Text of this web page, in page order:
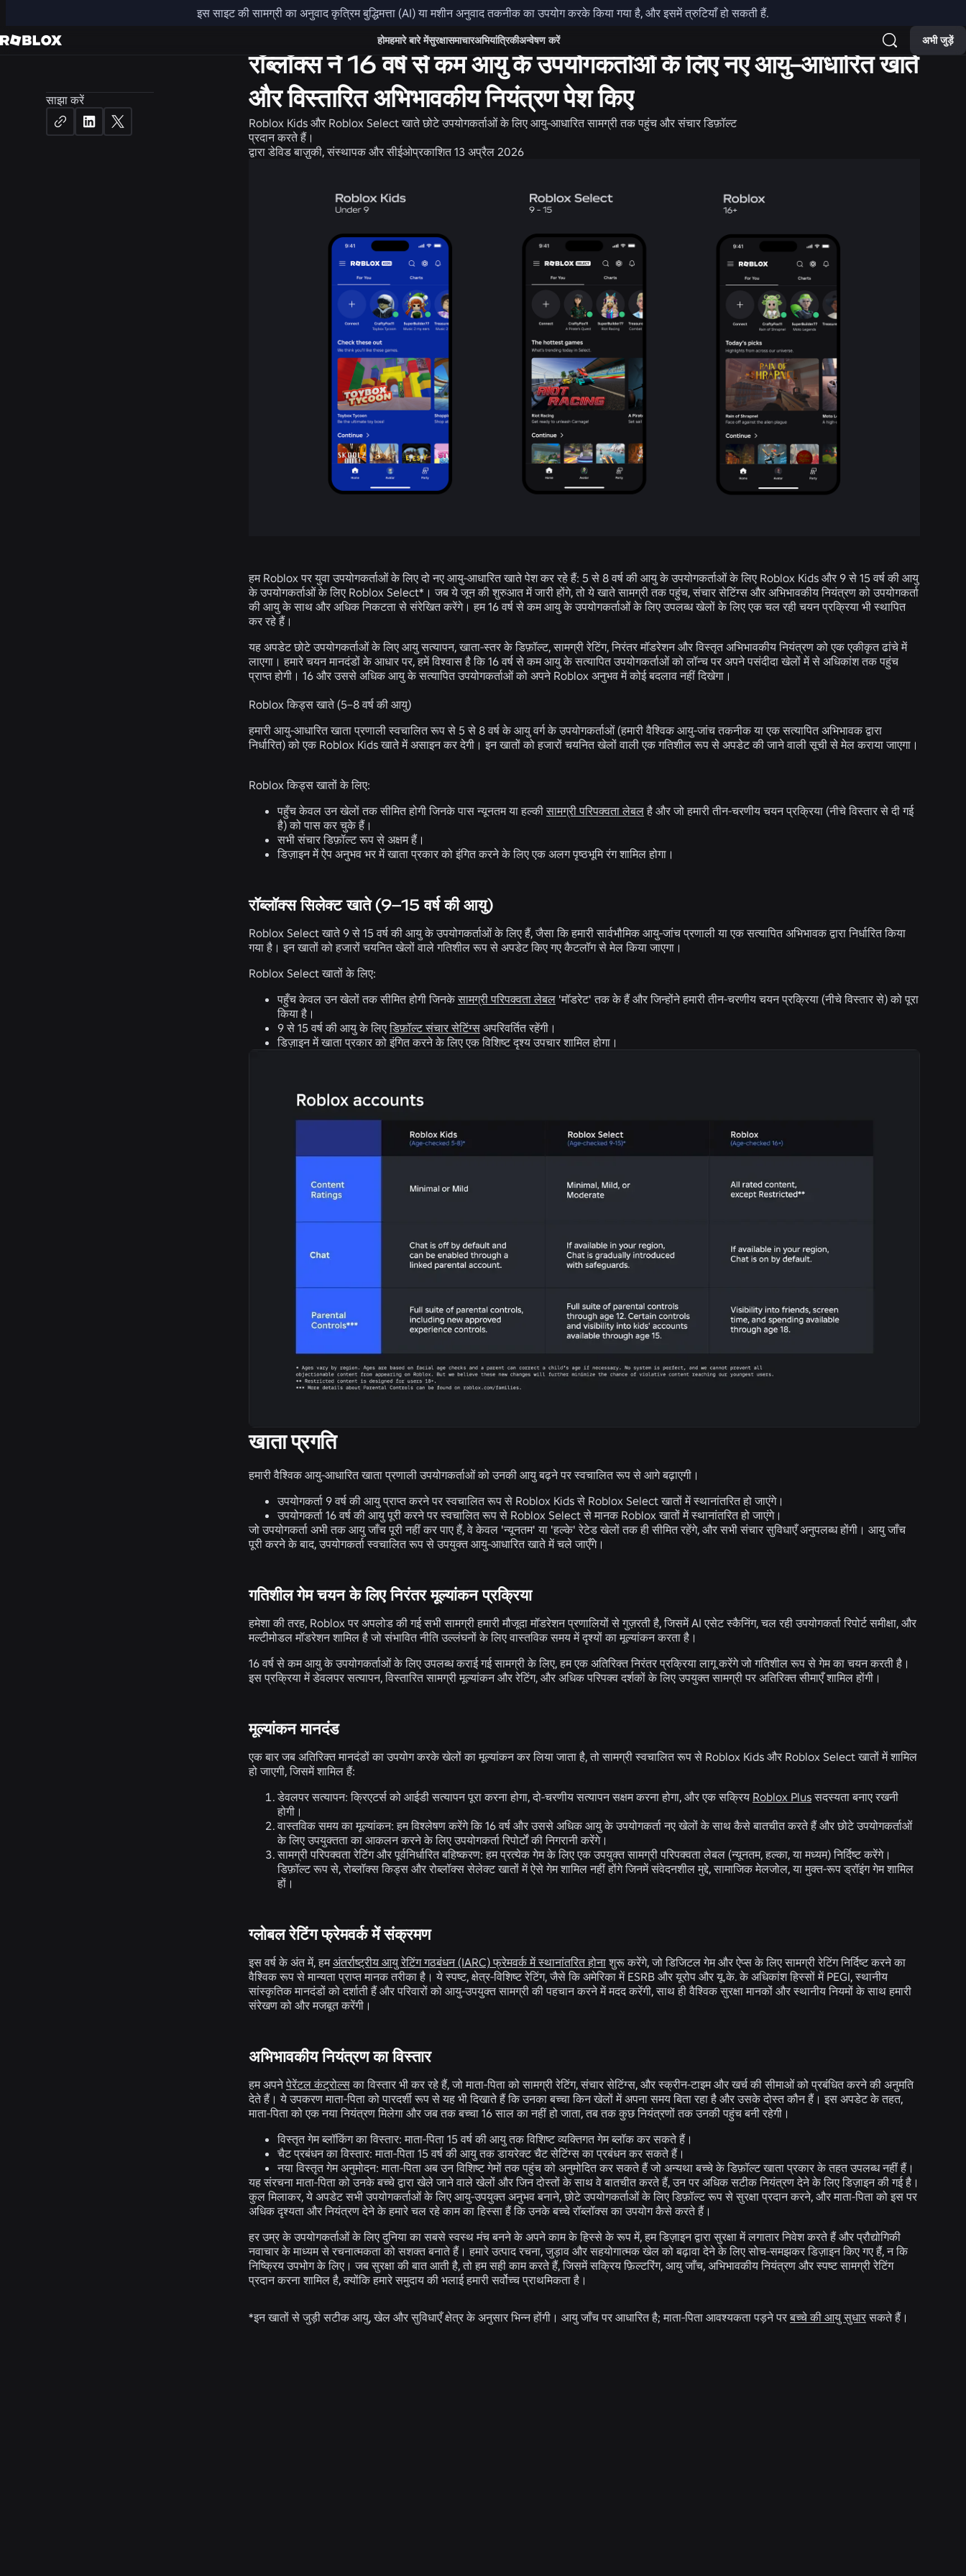
इस साइट की सामग्री का अनुवाद कृत्रिम बुद्धिमत्ता (AI) या मशीन अनुवाद तकनीक का उपयोग करके किया गया है, और इसमें त्रुटियाँ हो सकती हैं.
होमहमारे बारे मेंसुरक्षासमाचारअभियांत्रिकीअन्वेषण करें अभी जुड़ें
साझा करें
समाचार सुरक्षा + सभ्यता
रॉब्लॉक्स ने 16 वर्ष से कम आयु के उपयोगकर्ताओं के लिए नए आयु-आधारित खाते
और विस्तारित अभिभावकीय नियंत्रण पेश किए
Roblox Kids और Roblox Select खाते छोटे उपयोगकर्ताओं के लिए आयु-आधारित सामग्री तक पहुंच और संचार डिफ़ॉल्ट
प्रदान करते हैं।
द्वारा डेविड बाज़ुकी, संस्थापक और सीईओप्रकाशित 13 अप्रैल 2026
हम Roblox पर युवा उपयोगकर्ताओं के लिए दो नए आयु-आधारित खाते पेश कर रहे हैं: 5 से 8 वर्ष की आयु के उपयोगकर्ताओं के लिए Roblox Kids और 9 से 15 वर्ष की आयु
के उपयोगकर्ताओं के लिए Roblox Select*। जब ये जून की शुरुआत में जारी होंगे, तो ये खाते सामग्री तक पहुंच, संचार सेटिंग्स और अभिभावकीय नियंत्रण को उपयोगकर्ता
की आयु के साथ और अधिक निकटता से संरेखित करेंगे। हम 16 वर्ष से कम आयु के उपयोगकर्ताओं के लिए उपलब्ध खेलों के लिए एक चल रही चयन प्रक्रिया भी स्थापित
कर रहे हैं।
यह अपडेट छोटे उपयोगकर्ताओं के लिए आयु सत्यापन, खाता-स्तर के डिफ़ॉल्ट, सामग्री रेटिंग, निरंतर मॉडरेशन और विस्तृत अभिभावकीय नियंत्रण को एक एकीकृत ढांचे में
लाएगा। हमारे चयन मानदंडों के आधार पर, हमें विश्वास है कि 16 वर्ष से कम आयु के सत्यापित उपयोगकर्ताओं को लॉन्च पर अपने पसंदीदा खेलों में से अधिकांश तक पहुंच
प्राप्त होगी। 16 और उससे अधिक आयु के सत्यापित उपयोगकर्ताओं को अपने Roblox अनुभव में कोई बदलाव नहीं दिखेगा।
Roblox किड्स खाते (5–8 वर्ष की आयु)
हमारी आयु-आधारित खाता प्रणाली स्वचालित रूप से 5 से 8 वर्ष के आयु वर्ग के उपयोगकर्ताओं (हमारी वैश्विक आयु-जांच तकनीक या एक सत्यापित अभिभावक द्वारा
निर्धारित) को एक Roblox Kids खाते में असाइन कर देगी। इन खातों को हजारों चयनित खेलों वाली एक गतिशील रूप से अपडेट की जाने वाली सूची से मेल कराया जाएगा।
Roblox किड्स खातों के लिए:
पहुँच केवल उन खेलों तक सीमित होगी जिनके पास न्यूनतम या हल्कीसामग्री परिपक्वता लेबलहै और जो हमारी तीन-चरणीय चयन प्रक्रिया (नीचे विस्तार से दी गई
है) को पास कर चुके हैं।
सभी संचार डिफ़ॉल्ट रूप से अक्षम हैं।
डिज़ाइन में ऐप अनुभव भर में खाता प्रकार को इंगित करने के लिए एक अलग पृष्ठभूमि रंग शामिल होगा।
रॉब्लॉक्स सिलेक्ट खाते (9–15 वर्ष की आयु)
Roblox Select खाते 9 से 15 वर्ष की आयु के उपयोगकर्ताओं के लिए हैं, जैसा कि हमारी सार्वभौमिक आयु-जांच प्रणाली या एक सत्यापित अभिभावक द्वारा निर्धारित किया
गया है। इन खातों को हजारों चयनित खेलों वाले गतिशील रूप से अपडेट किए गए कैटलॉग से मेल किया जाएगा।
Roblox Select खातों के लिए:
पहुँच केवल उन खेलों तक सीमित होगी जिनकेसामग्री परिपक्वता लेबल 'मॉडरेट' तक के हैं और जिन्होंने हमारी तीन-चरणीय चयन प्रक्रिया (नीचे विस्तार से) को पूरा
किया है।
9 से 15 वर्ष की आयु के लिएडिफ़ॉल्ट संचार सेटिंग्स अपरिवर्तित रहेंगी।
डिज़ाइन में खाता प्रकार को इंगित करने के लिए एक विशिष्ट दृश्य उपचार शामिल होगा।
खाता प्रगति
हमारी वैश्विक आयु-आधारित खाता प्रणाली उपयोगकर्ताओं को उनकी आयु बढ़ने पर स्वचालित रूप से आगे बढ़ाएगी।
उपयोगकर्ता 9 वर्ष की आयु प्राप्त करने पर स्वचालित रूप से Roblox Kids से Roblox Select खातों में स्थानांतरित हो जाएंगे।
उपयोगकर्ता 16 वर्ष की आयु पूरी करने पर स्वचालित रूप से Roblox Select से मानक Roblox खातों में स्थानांतरित हो जाएंगे।
जो उपयोगकर्ता अभी तक आयु जाँच पूरी नहीं कर पाए हैं, वे केवल 'न्यूनतम' या 'हल्के' रेटेड खेलों तक ही सीमित रहेंगे, और सभी संचार सुविधाएँ अनुपलब्ध होंगी। आयु जाँच
पूरी करने के बाद, उपयोगकर्ता स्वचालित रूप से उपयुक्त आयु-आधारित खाते में चले जाएँगे।
गतिशील गेम चयन के लिए निरंतर मूल्यांकन प्रक्रिया
हमेशा की तरह, Roblox पर अपलोड की गई सभी सामग्री हमारी मौजूदा मॉडरेशन प्रणालियों से गुज़रती है, जिसमें AI एसेट स्कैनिंग, चल रही उपयोगकर्ता रिपोर्ट समीक्षा, और
मल्टीमोडल मॉडरेशन शामिल है जो संभावित नीति उल्लंघनों के लिए वास्तविक समय में दृश्यों का मूल्यांकन करता है।
16 वर्ष से कम आयु के उपयोगकर्ताओं के लिए उपलब्ध कराई गई सामग्री के लिए, हम एक अतिरिक्त निरंतर प्रक्रिया लागू करेंगे जो गतिशील रूप से गेम का चयन करती है।
इस प्रक्रिया में डेवलपर सत्यापन, विस्तारित सामग्री मूल्यांकन और रेटिंग, और अधिक परिपक्व दर्शकों के लिए उपयुक्त सामग्री पर अतिरिक्त सीमाएँ शामिल होंगी।
मूल्यांकन मानदंड
एक बार जब अतिरिक्त मानदंडों का उपयोग करके खेलों का मूल्यांकन कर लिया जाता है, तो सामग्री स्वचालित रूप से Roblox Kids और Roblox Select खातों में शामिल
हो जाएगी, जिसमें शामिल हैं:
डेवलपर सत्यापन:क्रिएटर्स को आईडी सत्यापन पूरा करना होगा, दो-चरणीय सत्यापन सक्षम करना होगा, और एक सक्रिय Roblox Plusसदस्यता बनाए रखनी
होगी।
वास्तविक समय का मूल्यांकन:हम विश्लेषण करेंगे कि 16 वर्ष और उससे अधिक आयु के उपयोगकर्ता नए खेलों के साथ कैसे बातचीत करते हैं और छोटे उपयोगकर्ताओं
के लिए उपयुक्तता का आकलन करने के लिए उपयोगकर्ता रिपोर्टों की निगरानी करेंगे।
सामग्री परिपक्वता रेटिंग और पूर्वनिर्धारित बहिष्करण:हम प्रत्येक गेम के लिए एक उपयुक्त सामग्री परिपक्वता लेबल (न्यूनतम, हल्का, या मध्यम) निर्दिष्ट करेंगे।
डिफ़ॉल्ट रूप से, रोब्लॉक्स किड्स और रोब्लॉक्स सेलेक्ट खातों में ऐसे गेम शामिल नहीं होंगे जिनमें संवेदनशील मुद्दे, सामाजिक मेलजोल, या मुक्त-रूप ड्रॉइंग गेम शामिल
हों।
ग्लोबल रेटिंग फ्रेमवर्क में संक्रमण
इस वर्ष के अंत में, हमअंतर्राष्ट्रीय आयु रेटिंग गठबंधन (IARC) फ्रेमवर्क में स्थानांतरित होनाशुरू करेंगे, जो डिजिटल गेम और ऐप्स के लिए सामग्री रेटिंग निर्दिष्ट करने का
वैश्विक रूप से मान्यता प्राप्त मानक तरीका है। ये स्पष्ट, क्षेत्र-विशिष्ट रेटिंग, जैसे कि अमेरिका में ESRB और यूरोप और यू.के. के अधिकांश हिस्सों में PEGI, स्थानीय
सांस्कृतिक मानदंडों को दर्शाती हैं और परिवारों को आयु-उपयुक्त सामग्री की पहचान करने में मदद करेंगी, साथ ही वैश्विक सुरक्षा मानकों और स्थानीय नियमों के साथ हमारी
संरेखण को और मजबूत करेंगी।
अभिभावकीय नियंत्रण का विस्तार
हम अपनेपेरेंटल कंट्रोल्सका विस्तार भी कर रहे हैं, जो माता-पिता को सामग्री रेटिंग, संचार सेटिंग्स, और स्क्रीन-टाइम और खर्च की सीमाओं को प्रबंधित करने की अनुमति
देते हैं। ये उपकरण माता-पिता को पारदर्शी रूप से यह भी दिखाते हैं कि उनका बच्चा किन खेलों में अपना समय बिता रहा है और उसके दोस्त कौन हैं। इस अपडेट के तहत,
माता-पिता को एक नया नियंत्रण मिलेगा और जब तक बच्चा 16 साल का नहीं हो जाता, तब तक कुछ नियंत्रणों तक उनकी पहुंच बनी रहेगी।
विस्तृत गेम ब्लॉकिंग का विस्तार: माता-पिता 15 वर्ष की आयु तक विशिष्ट व्यक्तिगत गेम ब्लॉक कर सकते हैं।
चैट प्रबंधन का विस्तार: माता-पिता 15 वर्ष की आयु तक डायरेक्ट चैट सेटिंग्स का प्रबंधन कर सकते हैं।
नया विस्तृत गेम अनुमोदन: माता-पिता अब उन विशिष्ट गेमों तक पहुंच को अनुमोदित कर सकते हैं जो अन्यथा बच्चे के डिफ़ॉल्ट खाता प्रकार के तहत उपलब्ध नहीं हैं।
यह संरचना माता-पिता को उनके बच्चे द्वारा खेले जाने वाले खेलों और जिन दोस्तों के साथ वे बातचीत करते हैं, उन पर अधिक सटीक नियंत्रण देने के लिए डिज़ाइन की गई है।
कुल मिलाकर, ये अपडेट सभी उपयोगकर्ताओं के लिए आयु-उपयुक्त अनुभव बनाने, छोटे उपयोगकर्ताओं के लिए डिफ़ॉल्ट रूप से सुरक्षा प्रदान करने, और माता-पिता को इस पर
अधिक दृश्यता और नियंत्रण देने के हमारे चल रहे काम का हिस्सा हैं कि उनके बच्चे रॉब्लॉक्स का उपयोग कैसे करते हैं।
हर उम्र के उपयोगकर्ताओं के लिए दुनिया का सबसे स्वस्थ मंच बनने के अपने काम के हिस्से के रूप में, हम डिज़ाइन द्वारा सुरक्षा में लगातार निवेश करते हैं और प्रौद्योगिकी
नवाचार के माध्यम से रचनात्मकता को सशक्त बनाते हैं। हमारे उत्पाद रचना, जुड़ाव और सहयोगात्मक खेल को बढ़ावा देने के लिए सोच-समझकर डिज़ाइन किए गए हैं, न कि
निष्क्रिय उपभोग के लिए। जब सुरक्षा की बात आती है, तो हम सही काम करते हैं, जिसमें सक्रिय फ़िल्टरिंग, आयु जाँच, अभिभावकीय नियंत्रण और स्पष्ट सामग्री रेटिंग
प्रदान करना शामिल है, क्योंकि हमारे समुदाय की भलाई हमारी सर्वोच्च प्राथमिकता है।
*इन खातों से जुड़ी सटीक आयु, खेल और सुविधाएँ क्षेत्र के अनुसार भिन्न होंगी। आयु जाँच पर आधारित है; माता-पिता आवश्यकता पड़ने परबच्चे की आयु सुधारसकते हैं।